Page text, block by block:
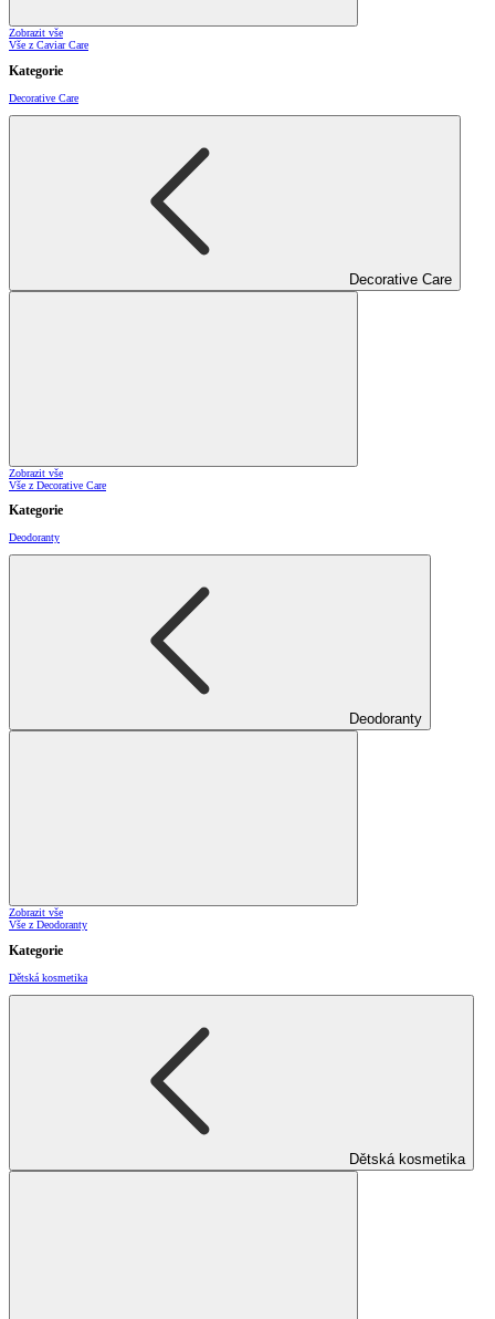
Zobrazit vše
Vše z Caviar Care
Kategorie
Decorative Care
Decorative Care
Zobrazit vše
Vše z Decorative Care
Kategorie
Deodoranty
Deodoranty
Zobrazit vše
Vše z Deodoranty
Kategorie
Dětská kosmetika
Dětská kosmetika